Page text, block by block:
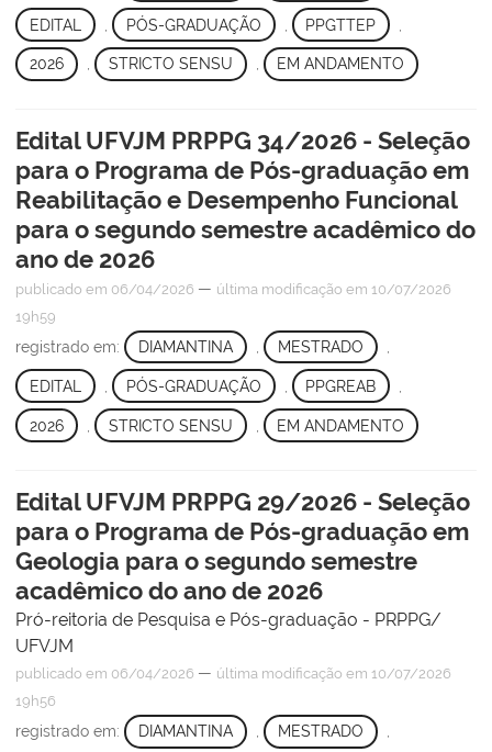
EDITAL PÓS-GRADUAÇÃO PPGTTEP
2026 , STRICTO SENSU , EM ANDAMENTO
Edital UFVJM PRPPG 34/2026 - Seleção
para o Programa de Pós-graduação em
Reabilitação e Desempenho Funcional
para o segundo semestre acadêmico do
ano de 2026
publicado em 06/04/2026 — última modificação em 10/07/2026
19h59
registrado em: DIAMANTINA MESTRADO
EDITAL PÓS-GRADUAÇÃO PPGREAB
2026 STRICTO SENSU EM ANDAMENTO
Edital UFVJM PRPPG 29/2026 - Seleção
para o Programa de Pós-graduação em
Geologia para o segundo semestre
acadêmico do ano de 2026
Pró-reitoria de Pesquisa e Pós-graduação - PRPPG/
UFVJM
publicado em 06/04/2026 — última modificação em 10/07/2026
19h56
registrado em: DIAMANTINA , MESTRADO ,